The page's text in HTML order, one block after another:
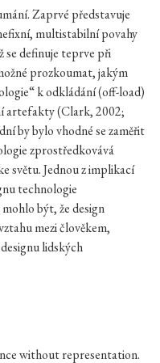
Zaprvé představuje
multistabilní povahy
se definuje teprve při
prozkoumat, jakým
k odkládání (off-load)
artefakty (Clark, 2002;
by bylo vhodné se zaměřit
zprostředkovává
světu. Jednou z implikací
technologie
být, že design
mezi člověkem,
lidských
without representation.